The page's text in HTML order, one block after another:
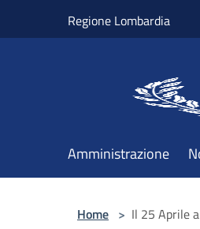
Regione Lombardia
Amministrazione
Home > Il 25 Aprile